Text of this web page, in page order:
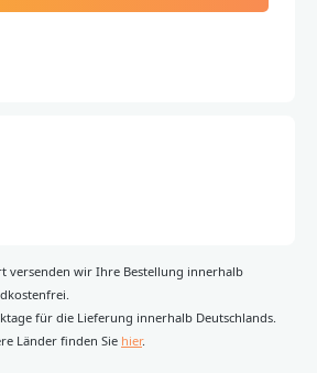
versenden wir Ihre Bestellung innerhalb
für die Lieferung innerhalb Deutschlands.
Länder finden Sie hier.